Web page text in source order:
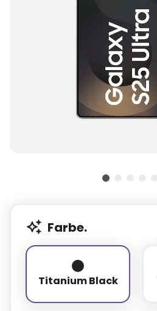
Farbe.
Titanium Black
Titanium Black